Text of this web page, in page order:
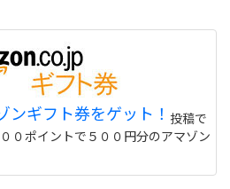
ンギフト券をゲット！ 投稿で
０ポイントで５００円分のアマゾン